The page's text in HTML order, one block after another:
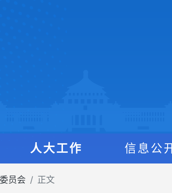
人大工作 信息公
员会 正文